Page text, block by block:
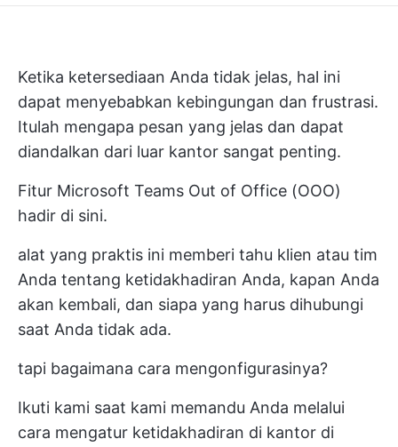
Ketika ketersediaan Anda tidak jelas, hal ini
dapat menyebabkan kebingungan dan frustrasi.
Itulah mengapa pesan yang jelas dan dapat
diandalkan dari luar kantor sangat penting.
Fitur Microsoft Teams Out of Office (OOO)
hadir di sini.
alat yang praktis ini memberi tahu klien atau tim
Anda tentang ketidakhadiran Anda, kapan Anda
akan kembali, dan siapa yang harus dihubungi
saat Anda tidak ada.
tapi bagaimana cara mengonfigurasinya?
Ikuti kami saat kami memandu Anda melalui
cara mengatur ketidakhadiran di kantor di